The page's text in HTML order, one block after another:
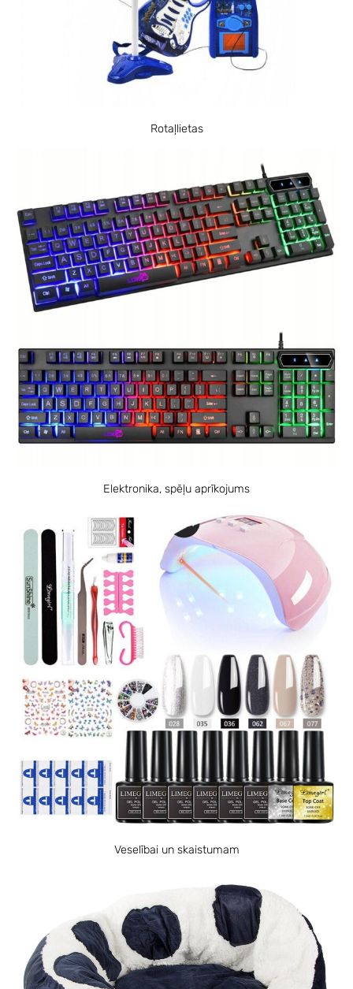
Rotaļlietas
Elektronika, spēļu aprīkojums
Veselībai un skaistumam